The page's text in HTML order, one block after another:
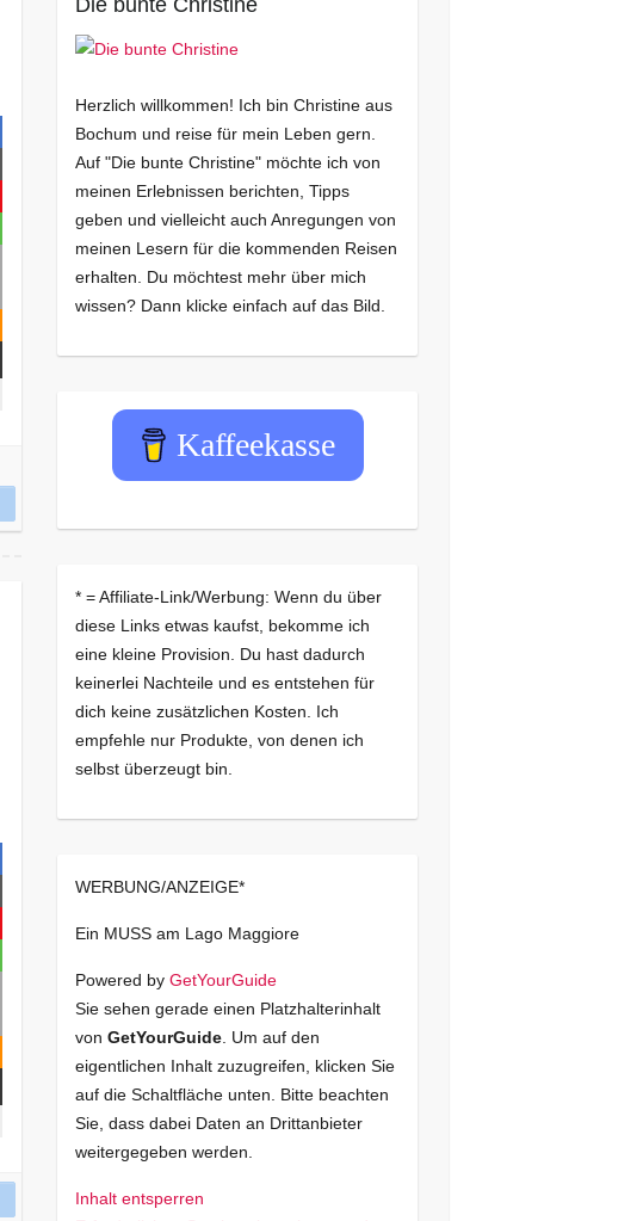
Die bunte Christine
Herzlich willkommen! Ich bin Christine aus
Bochum und reise für mein Leben gern.
Auf "Die bunte Christine" möchte ich von
meinen Erlebnissen berichten, Tipps
geben und vielleicht auch Anregungen von
meinen Lesern für die kommenden Reisen
erhalten. Du möchtest mehr über mich
wissen? Dann klicke einfach auf das Bild.
Kaffeekasse
* = Affiliate-Link/Werbung: Wenn du über
diese Links etwas kaufst, bekomme ich
eine kleine Provision. Du hast dadurch
keinerlei Nachteile und es entstehen für
dich keine zusätzlichen Kosten. Ich
empfehle nur Produkte, von denen ich
selbst überzeugt bin.
WERBUNG/ANZEIGE*
Ein MUSS am Lago Maggiore
Powered by GetYourGuide
Sie sehen gerade einen Platzhalterinhalt
von GetYourGuide. Um auf den
eigentlichen Inhalt zuzugreifen, klicken Sie
auf die Schaltfläche unten. Bitte beachten
Sie, dass dabei Daten an Drittanbieter
weitergegeben werden.
Inhalt entsperren